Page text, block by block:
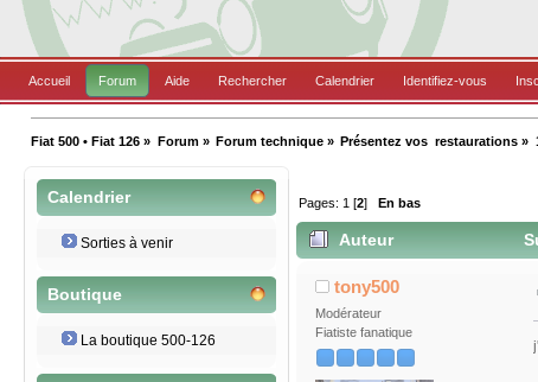
Accueil Forum Aide Rechercher Calendrier Identifiez-vous
Fiat 500 • Fiat 126 » Forum» Forum technique» Présentez vos  restaurations »
Calendrier
Sorties à venir
Boutique
La boutique 500-126
Pages: 1 [2] En bas
Auteur
tony500
Modérateur
Fiatiste fanatique